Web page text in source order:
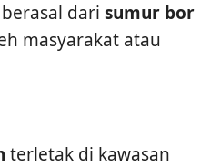
dari sumur bor
masyarakat atau
terletak di kawasan